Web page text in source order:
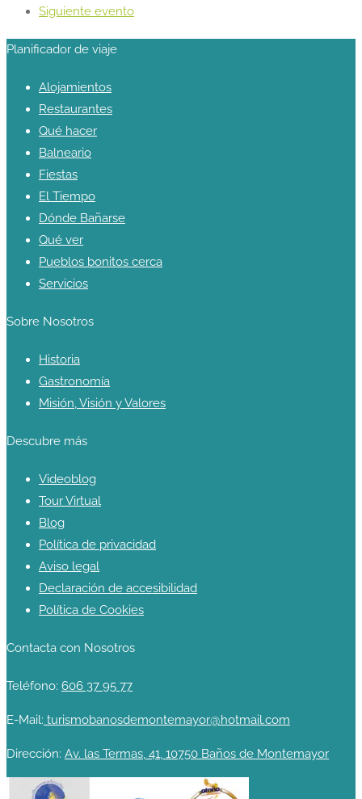
Siguiente evento
Planificador de viaje
Alojamientos
Restaurantes
Qué hacer
Balneario
Fiestas
El Tiempo
Dónde Bañarse
Qué ver
Pueblos bonitos cerca
Servicios
Sobre Nosotros
Historia
Gastronomía
Misión, Visión y Valores
Descubre más
Videoblog
Tour Virtual
Blog
Política de privacidad
Aviso legal
Declaración de accesibilidad
Política de Cookies
Contacta con Nosotros
Teléfono: 606 37 95 77
E-Mail: turismobanosdemontemayor@hotmail.com
Dirección: Av. las Termas, 41, 10750 Baños de Montemayor